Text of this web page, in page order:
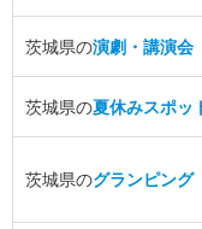
茨城県の演劇・講演会
茨城県の夏休みスポッ
茨城県のグランピング